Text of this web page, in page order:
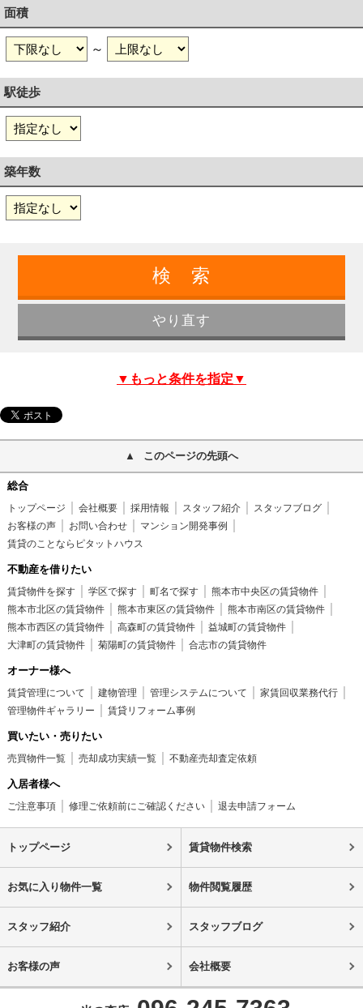
面積
～
駅徒歩
築年数
▼もっと条件を指定▼
このページの先頭へ
総合
トップページ 会社概要 採用情報 スタッフ紹介
スタッフブログ
お客様の声
お問い合わせ
マンション開発事例
賃貸のことならピタットハウス
不動産を借りたい
賃貸物件を探す 学区で探す 町名で探す
熊本市中央区の賃貸物件
熊本市北区の賃貸物件
熊本市東区の賃貸物件
熊本市南区の賃貸物件
熊本市西区の賃貸物件
高森町の賃貸物件
益城町の賃貸物件
大津町の賃貸物件
菊陽町の賃貸物件 合志市の賃貸物件
オーナー様へ
賃貸管理について 建物管理 管理システムについて
家賃回収業務代行
管理物件ギャラリー
賃貸リフォーム事例
買いたい・売りたい
売買物件一覧 売却成功実績一覧 不動産売却査定依頼
入居者様へ
ご注意事項 修理ご依頼前にご確認ください 退去申請フォーム
トップページ 賃貸物件検索
お気に入り物件一覧 物件閲覧履歴
スタッフ紹介 スタッフブログ
お客様の声 会社概要